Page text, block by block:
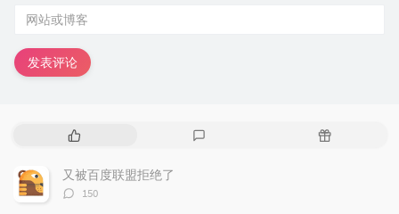
发表评论
热
文
章
随
又被百度联盟拒绝了
评
150